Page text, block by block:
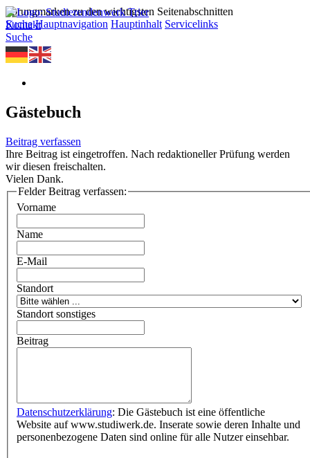
Sprungmarken zu den wichtigsten Seitenabschnitten
Suche Hauptnavigation Hauptinhalt Servicelinks
Kontakt
Suche
Gästebuch
Beitrag verfassen
Ihre Beitrag ist eingetroffen. Nach redaktioneller Prüfung werden
wir diesen freischalten.
Vielen Dank.
Felder Beitrag verfassen:
Vorname
Name
E-Mail
Standort
Standort sonstiges
Beitrag
Datenschutzerklärung: Die Gästebuch ist eine öffentliche
Website auf www.studiwerk.de. Inserate sowie deren Inhalte und
personenbezogene Daten sind online für alle Nutzer einsehbar.